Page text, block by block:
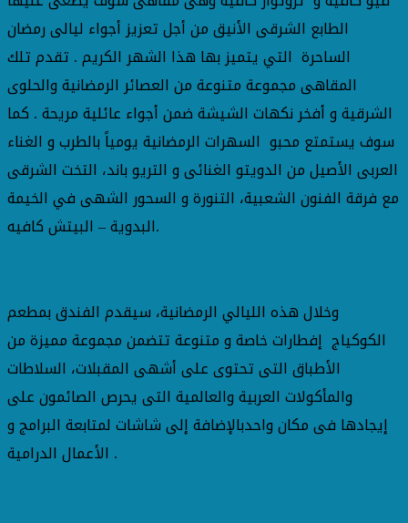
الطابع الشرقى الأنيق من أجل تعزيز أجواء ليالى رمضان
الساحرة التي يتميز بها هذا الشهر الكريم . تقدم تلك
المقاهى مجموعة متنوعة من العصائر الرمضانية والحلوى
الشرقية و أفخر نكهات الشيشة ضمن أجواء عائلية مريحة . كما
سوف يستمتع محبو السهرات الرمضانية يومياً بالطرب و الغناء
العربى الأصيل من الدويتو الغنائى و التريو باند، التخت الشرقى
مع فرقة الفنون الشعبية، التنورة و السحور الشهى في الخيمة
البدوية – البيتش كافيه.
وخلال هذه الليالي الرمضانية، سيقدم الفندق بمطعم
الكوكياج إفطارات خاصة و متنوعة تتضمن مجموعة مميزة من
الأطباق التى تحتوى على أشهى المقبلات، السلاطات
والمأكولات العربية والعالمية التى يحرص الصائمون على
إيجادها فى مكان واحدبالإضافة إلى شاشات لمتابعة البرامج و
الأعمال الدرامية .